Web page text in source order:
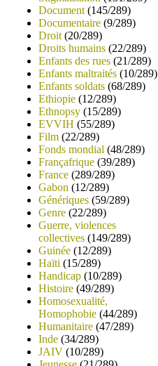
Document (145/289)
Documentaire (9/289)
Droit (20/289)
Droits humains (22/289)
Enfants des rues (21/289)
Enfants maltraités (10/289)
Enfants soldats (68/289)
Ethiopie (12/289)
Ethnopsy (15/289)
EVVIH (55/289)
Film (22/289)
Fonds mondial (48/289)
Françafrique (39/289)
France (289/289)
Gabon (12/289)
Génériques (59/289)
Genre (22/289)
Guerre, violences
collectives (149/289)
Guinée (12/289)
Haïti (15/289)
Handicap (10/289)
Histoire (49/289)
Homosexualité,
Homophobie (44/289)
Humanitaire (47/289)
Inde (34/289)
JAIV (10/289)